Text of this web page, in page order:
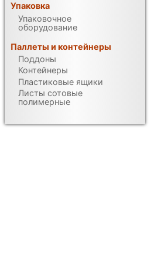
Упаковка
Упаковочное
оборудование
Паллеты и контейнеры
Поддоны
Контейнеры
Пластиковые ящики
Листы сотовые
полимерные